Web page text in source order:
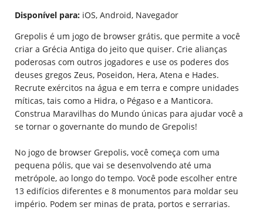
Italiano
Español
Disponível para: iOS, Android, Navegador
Grepolis é um jogo de browser grátis, que permite a você
criar a Grécia Antiga do jeito que quiser. Crie alianças
poderosas com outros jogadores e use os poderes dos
deuses gregos Zeus, Poseidon, Hera, Atena e Hades.
Recrute exércitos na água e em terra e compre unidades
míticas, tais como a Hidra, o Pégaso e a Manticora.
Construa Maravilhas do Mundo únicas para ajudar você a
se tornar o governante do mundo de Grepolis!
No jogo de browser Grepolis, você começa com uma
pequena pólis, que vai se desenvolvendo até uma
metrópole, ao longo do tempo. Você pode escolher entre
13 edifícios diferentes e 8 monumentos para moldar seu
império. Podem ser minas de prata, portos e serrarias.